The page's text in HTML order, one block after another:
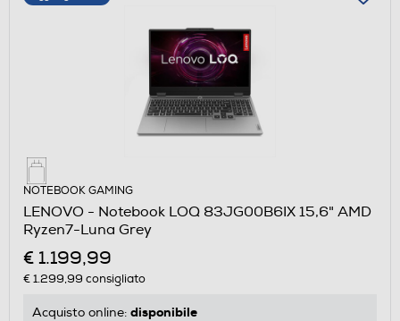
NOTEBOOK GAMING
LENOVO - Notebook LOQ 83JG00B6IX 15,6" AMD
Ryzen7-Luna Grey
€ 1.199,99
€ 1.299,99 consigliato
Acquisto online: disponibile